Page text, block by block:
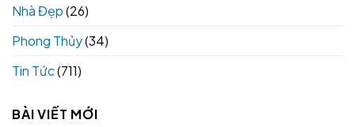
Nhà Đẹp(26)
Phong Thủy(34)
Tin Tức(711)
BÀI VIẾT MỚI